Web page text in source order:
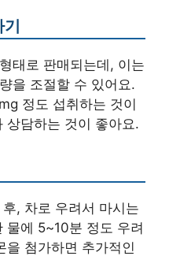
태로 판매되는데, 이는
을 조절할 수 있어요.
정도 섭취하는 것이
상담하는 것이 좋아요.
, 차로 우려서 마시는
물에 5~10분 정도 우려
을 첨가하면 추가적인